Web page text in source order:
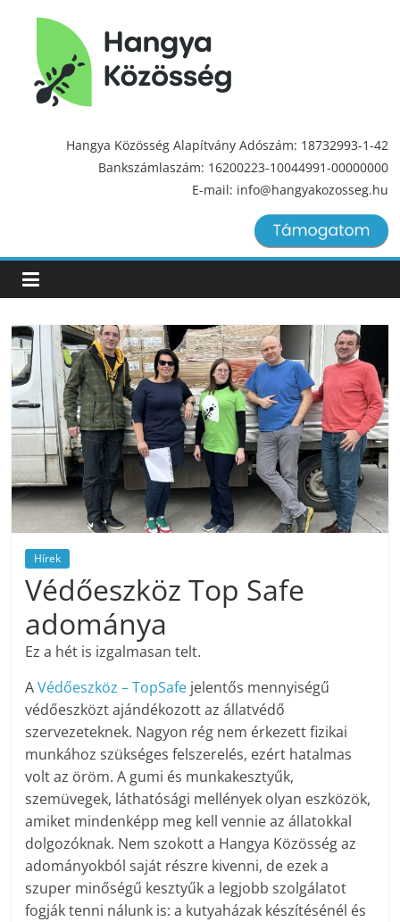
Hangya
Közösség
Hangya Közösség Alapítvány Adószám: 18732993-1-42
Bankszámlaszám: 16200223-10044991-00000000
E-mail: info@hangyakozosseg.hu
Hírek
Védőeszköz Top Safe
adománya
Ez a hét is izgalmasan telt.
AVédőeszköz – TopSafe jelentős mennyiségű
védőeszközt ajándékozott az állatvédő
szervezeteknek. Nagyon rég nem érkezett fizikai
munkához szükséges felszerelés, ezért hatalmas
volt az öröm. A gumi és munkakesztyűk,
szemüvegek, láthatósági mellények olyan eszközök,
amiket mindenképp meg kell vennie az állatokkal
dolgozóknak. Nem szokott a Hangya Közösség az
adományokból saját részre kivenni, de ezek a
szuper minőségű kesztyűk a legjobb szolgálatot
fogják tenni nálunk is: a kutyaházak készítésénél és